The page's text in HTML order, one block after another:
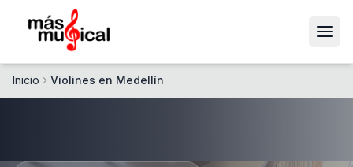
Más Musical
Inicio Violines en Medellín